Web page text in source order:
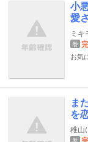
小
愛
ミキ
巻 完
お気
ま
を
稚山